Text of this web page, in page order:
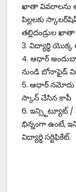
ఖాతా వివరాలను
పిల్లలకు
తల్లిదండ్రుల
3. విద్యార్థి
4. ఆధార్
నుండి బోనాఫైడ్
5. ఆధార్
స్కాన్ చేసిన కాపీ
6. ఇన్స్టిట్యూట్
భిన్నంగా ఉంటే,
విద్యార్థి సర్టిఫికేట్.